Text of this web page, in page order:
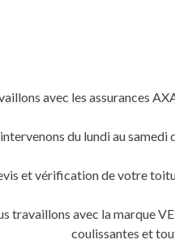
avec les assurances
du lundi au
et vérification de votre
travaillons avec la marque
coulissantes et